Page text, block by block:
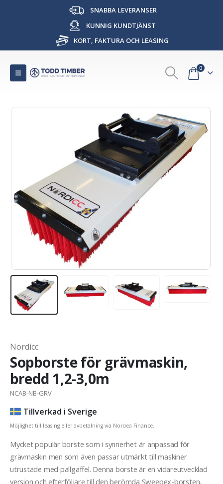
SNABBA LEVERANSER
KUNNIG KUNDTJÄNST
KORT, FAKTURA OCH LEASING
0
Nordicc
Sopborste för grävmaskin,
bredd 1,2-3,0m
NCAB-NB-GRV
Tillverkad i Sverige
Möjlighet till leasing eller avbetalning via Nordea Finance.
Mycket populär borste som i synnerhet är anpassad för
grävmaskin men som även passar utmärkt till maskiner
utrustade med pallgaffel. Denna borste är en vidareutvecklad
version och efterföljare till den berömda Sweepex-borsten.